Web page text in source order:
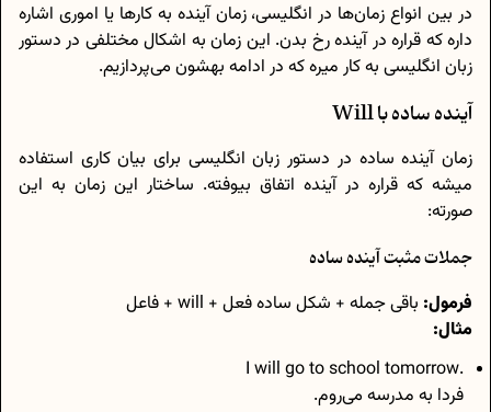
در بین انواع زمان‌ها در انگلیسی، زمان آینده به کارها یا اموری اشاره
داره که قراره در آینده رخ بدن. این زمان به اشکال مختلفی در دستور
زبان انگلیسی به کار میره که در ادامه بهشون می‌پردازیم.
آینده ساده با Will
زمان آینده ساده در دستور زبان انگلیسی برای بیان کاری استفاده
میشه که قراره در آینده اتفاق بیوفته. ساختار این زمان به این
صورته:
جملات مثبت آینده ساده
فرمول: باقی جمله + شکل ساده‌ فعل + will + فاعل
مثال:
.I will go to school tomorrow
فردا به مدرسه می‌روم.